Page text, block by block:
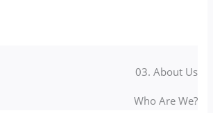
03. About Us
Who Are We?